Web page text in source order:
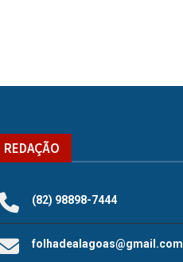
REDAÇÃO
(82) 98898-7444
folhadealagoas@gmail.com